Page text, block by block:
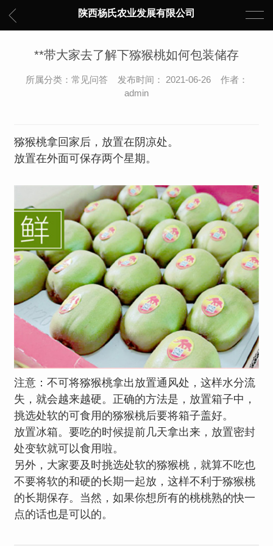
陕西杨氏农业发展有限公司
**带大家去了解下猕猴桃如何包装储存
所属分类：常见问答 发布时间： 2021-06-26 作者：
admin
猕猴桃拿回家后，放置在阴凉处。
放置在外面可保存两个星期。
注意：不可将猕猴桃拿出放置通风处，这样水分流
失，就会越来越硬。正确的方法是，放置箱子中，
挑选处软的可食用的猕猴桃后要将箱子盖好。
放置冰箱。要吃的时候提前几天拿出来，放置密封
处变软就可以食用啦。
另外，大家要及时挑选处软的猕猴桃，就算不吃也
不要将软的和硬的长期一起放，这样不利于猕猴桃
的长期保存。当然，如果你想所有的桃桃熟的快一
点的话也是可以的。